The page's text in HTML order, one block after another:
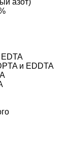
азот)
и EDDTA